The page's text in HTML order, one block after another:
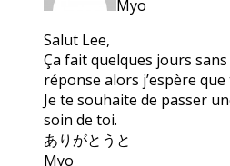
Myo
Salut Lee,
Ça fait quelques jours
réponse alors j’espère
Je te souhaite de passer
soin de toi.
ありがとうと
Myo